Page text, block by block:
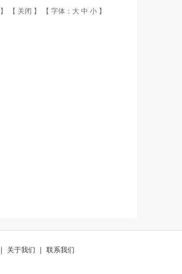
】 【 关闭 】 【 字体： 大中 小 】
| 关于我们 | 联系我们